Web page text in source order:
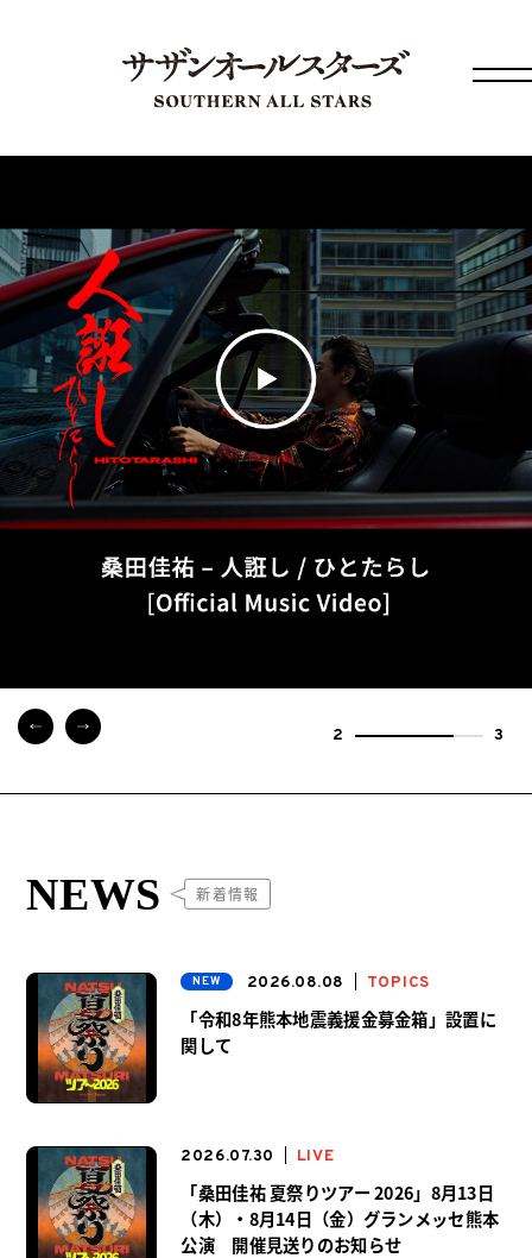
2 3
NEWS 新着情報
2026.08.08 TOPICS
「令和8年熊本地震義援金募金箱」設置に
関して
2026.07.30 LIVE
「桑田佳祐 夏祭りツアー 2026」8月13日
（木）・8月14日（金）グランメッセ熊本
公演 開催見送りのお知らせ